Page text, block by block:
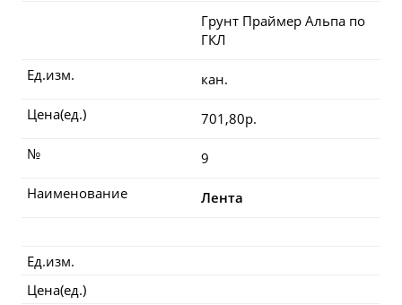
Грунт Праймер Альпа по
ГКЛ
кан.
Ед.изм.
701,80р.
Цена(ед.)
9
№
Лента
Наименование
Ед.изм.
Цена(ед.)